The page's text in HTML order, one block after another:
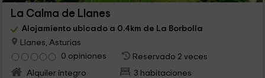
La Calma de Llanes
Alojamiento ubicado a 0.4km de La Borbolla
Llanes, Asturias
0 opiniones
Reservado 2 veces
Alquiler íntegro
3 habitaciones